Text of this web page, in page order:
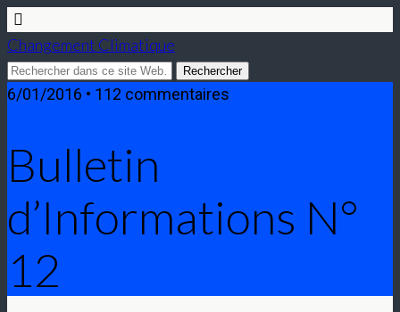
Changement Climatique
6/01/2016 • 112 commentaires
Bulletin
d’Informations N°
12